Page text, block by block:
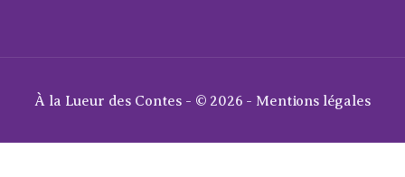
À la Lueur des Contes - © 2026 - Mentions légales